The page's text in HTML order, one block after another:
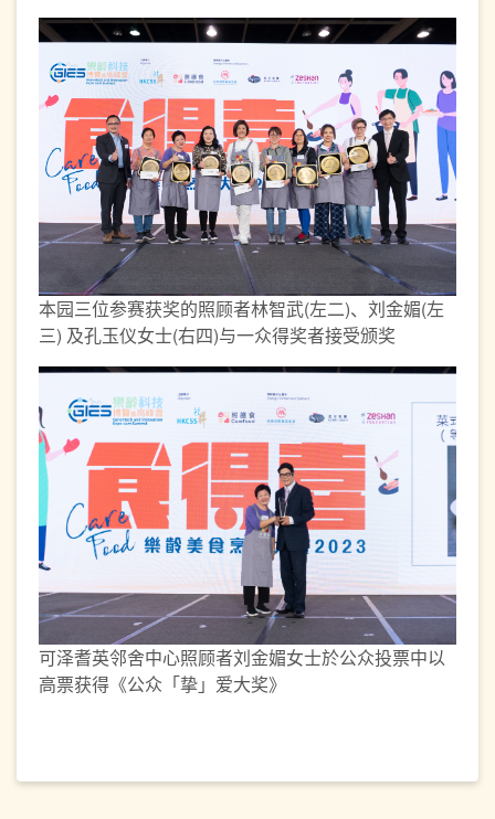
本园三位参赛获奖的照顾者林智武(左二)、刘金媚(左
三) 及孔玉仪女士(右四)与一众得奖者接受颁奖
可泽耆英邻舍中心照顾者刘金媚女士於公众投票中以
高票获得《公众「挚」爱大奖》